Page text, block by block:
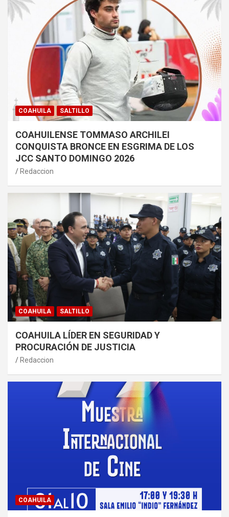
COAHUILA SALTILLO
COAHUILENSE TOMMASO ARCHILEI
CONQUISTA BRONCE EN ESGRIMA DE LOS
JCC SANTO DOMINGO 2026
Redaccion
COAHUILA SALTILLO
COAHUILA LÍDER EN SEGURIDAD Y
PROCURACIÓN DE JUSTICIA
Redaccion
COAHUILA